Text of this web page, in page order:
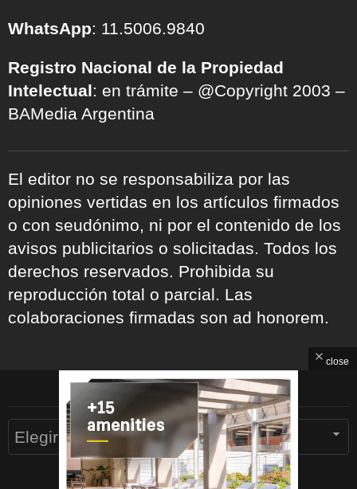
WhatsApp: 11.5006.9840
Registro Nacional de la Propiedad
Intelectual: en trámite – @Copyright 2003 –
BAMedia Argentina
El editor no se responsabiliza por las
opiniones vertidas en los artículos firmados
o con seudónimo, ni por el contenido de los
avisos publicitarios o solicitadas. Todos los
derechos reservados. Prohibida su
reproducción total o parcial. Las
colaboraciones firmadas son ad honorem.
ARCHIVOS
Archivos
close